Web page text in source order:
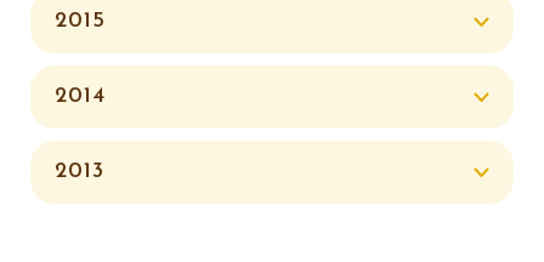
2015
2014
2013